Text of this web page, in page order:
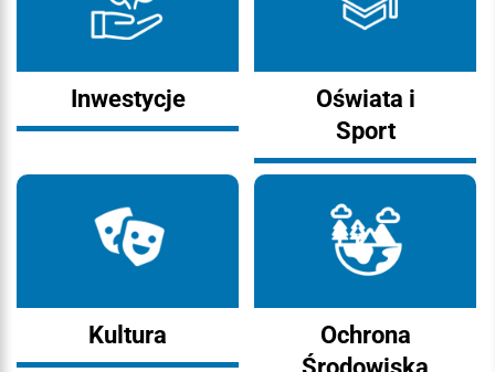
Inwestycje
Oświata i
Sport
Kultura
Ochrona
Środowiska